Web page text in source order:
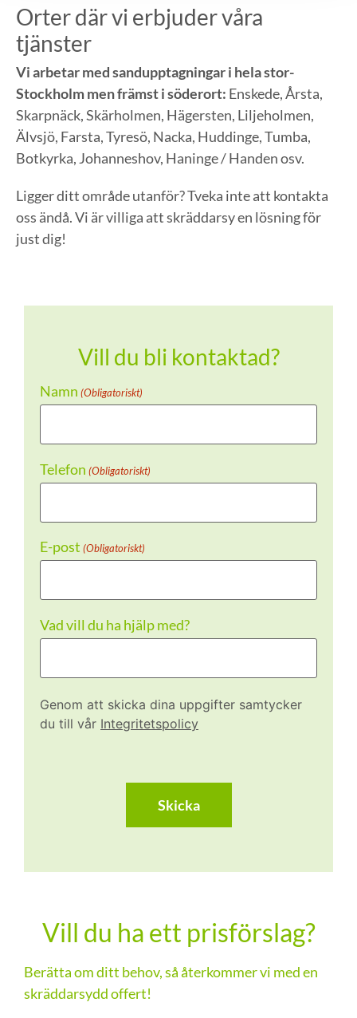
Orter där vi erbjuder våra
tjänster
Vi arbetar med sandupptagningar i hela stor-
Stockholm men främst i söderort: Enskede, Årsta,
Skarpnäck, Skärholmen, Hägersten, Liljeholmen,
Älvsjö, Farsta, Tyresö, Nacka, Huddinge, Tumba,
Botkyrka, Johanneshov, Haninge / Handen osv.
Ligger ditt område utanför? Tveka inte att kontakta
oss ändå. Vi är villiga att skräddarsy en lösning för
just dig!
Vill du bli kontaktad?
Namn (Obligatoriskt)
Telefon (Obligatoriskt)
E-post (Obligatoriskt)
Vad vill du ha hjälp med?
Genom att skicka dina uppgifter samtycker
du till vår Integritetspolicy
Vill du ha ett prisförslag?
Berätta om ditt behov, så återkommer vi med en
skräddarsydd offert!